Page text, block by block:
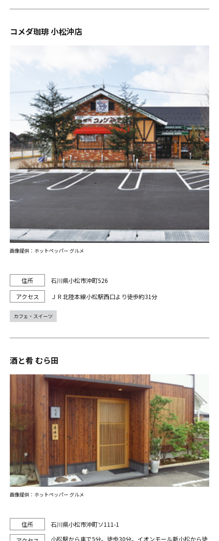
コメダ珈琲 小松沖店
石川県小松市沖町526
ＪＲ北陸本線小松駅西口より徒歩約31分
画像提供：ホットペッパー グルメ
カフェ・スイーツ
酒と肴 むら田
石川県小松市沖町ソ111-1
小松駅から車で5分。徒歩30分。イオンモール新小松から徒
画像提供：ホットペッパー グルメ